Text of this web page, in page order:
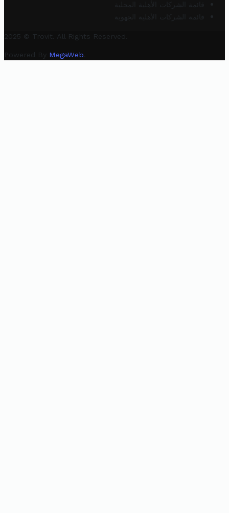
قائمة الشركات الأهلية المحلية
قائمة الشركات الأهلية الجهوية
2025 © Trovit. All Rights Reserved.
Powered By MegaWeb